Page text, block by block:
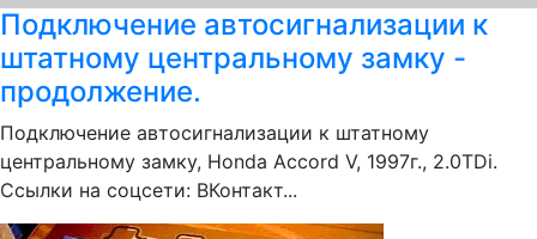
Подключение автосигнализации к
штатному центральному замку -
продолжение.
Подключение автосигнализации к штатному
центральному замку, Honda Accord V, 1997г., 2.0TDi.
Ссылки на соцсети: ВКонтакт...